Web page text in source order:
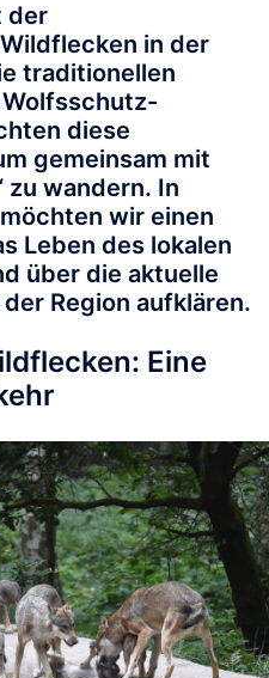
der
in der
traditionellen
Wolfsschutz-
diese
gemeinsam mit
zu wandern. In
wir einen
Leben des lokalen
über die aktuelle
Region aufklären.
Eine